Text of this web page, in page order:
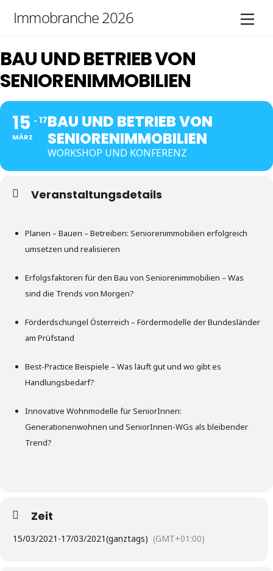
Immobranche 2026
BAU UND BETRIEB VON
SENIORENIMMOBILIEN
15
MÄRZ
17BAU UND BETRIEB VON
SENIORENIMMOBILIEN
WORKSHOP UND KONFERENZ
Veranstaltungsdetails
Planen – Bauen – Betreiben: Seniorenimmobilien erfolgreich
umsetzen und realisieren
Erfolgsfaktoren für den Bau von Seniorenimmobilien – Was
sind die Trends von Morgen?
Förderdschungel Österreich – Fördermodelle der Bundesländer
am Prüfstand
Best-Practice Beispiele – Was läuft gut und wo gibt es
Handlungsbedarf?
Innovative Wohnmodelle für SeniorInnen:
Generationenwohnen und SeniorInnen-WGs als bleibender
Trend?
Zeit
15/03/2021 -17/03/2021(ganztags) (GMT+01:00)